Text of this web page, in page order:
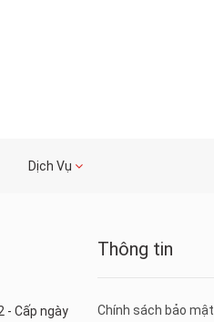
Dịch Vụ
- Cấp ngày
Thông tin
Chính sách bảo mật